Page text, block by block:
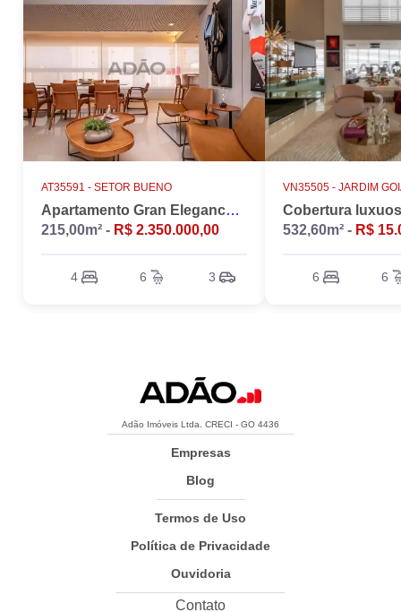
AT35591 - SETOR BUENO
Apartamento Gran Elegance - 4 suites + Home Office
215,00m² - R$ 2.350.000,00
4 6 3
VN35505 - JARDIM
532,60m² - R$
6 6
Adão Imóveis Ltda. CRECI - GO 4436
Empresas
Blog
Termos de Uso
Política de Privacidade
Ouvidoria
Contato